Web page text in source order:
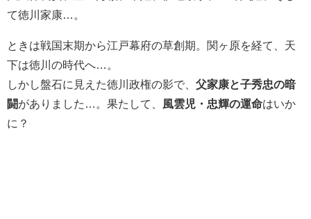
て徳川家康…。
ときは戦国末期から江戸幕府の草創期。関ヶ原を経て、天
下は徳川の時代へ…。
しかし盤石に見えた徳川政権の影で、 父家康と子秀忠の暗
闘がありました…。果たして、 風雲児・忠輝の運命はいか
に？